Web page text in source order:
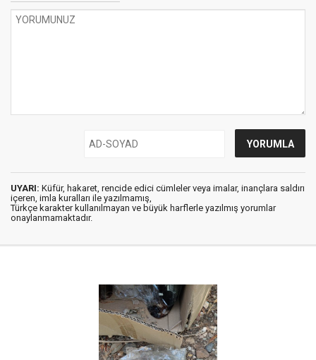
UYARI: Küfür, hakaret, rencide edici cümleler veya imalar, inançlara saldırı
içeren, imla kuralları ile yazılmamış,
Türkçe karakter kullanılmayan ve büyük harflerle yazılmış yorumlar
onaylanmamaktadır.